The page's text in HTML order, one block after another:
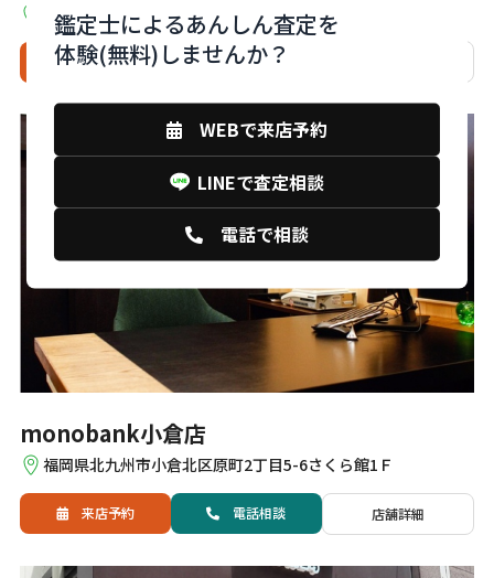
山口県下関市竹崎町4丁目4-10 7F
来店予約 電話相談
monobank小倉店
福岡県北九州市小倉北区原町2丁目5-6さくら館1Ｆ
来店予約 電話相談 店舗詳細
鑑定士によるあんしん査定を
体験(無料)しませんか？
WEBで来店予約
LINEで査定相談
電話で相談